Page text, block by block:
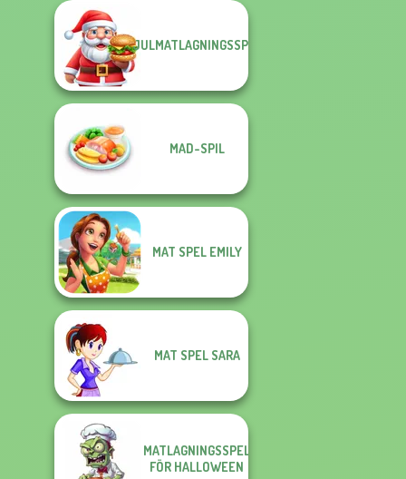
JULMATLAGNINGSSPEL
MAD-SPIL
MAT SPEL EMILY
MAT SPEL SARA
MATLAGNINGSSPEL
FÖR HALLOWEEN